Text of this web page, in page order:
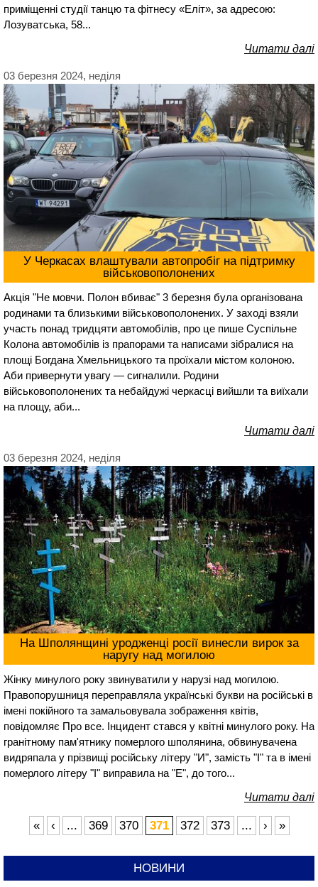
приміщенні студії танцю та фітнесу «Еліт», за адресою:
Лозуватська, 58...
Читати далі
03 березня 2024, неділя
У Черкасах влаштували автопробіг на підтримку
військовополонених
Акція "Не мовчи. Полон вбиває" 3 березня була організована
родинами та близькими військовополонених. У заході взяли
участь понад тридцяти автомобілів, про це пише Суспільне
Колона автомобілів із прапорами та написами зібралися на
площі Богдана Хмельницького та проїхали містом колоною.
Аби привернути увагу — сигналили. Родини
військовополонених та небайдужі черкасці вийшли та виїхали
на площу, аби...
Читати далі
03 березня 2024, неділя
На Шполянщині уродженці росії винесли вирок за
наругу над могилою
Жінку минулого року звинуватили у нарузі над могилою.
Правопорушниця переправляла українські букви на російські в
імені покійного та замальовувала зображення квітів,
повідомляє Про все. Інцидент стався у квітні минулого року. На
гранітному пам'ятнику померлого шполянина, обвинувачена
видряпала у прізвищі російську літеру "И", замість "І" та в імені
померлого літеру "І" виправила на "Е", до того...
Читати далі
« ‹ ... 369 370 371 372 373 ... › »
НОВИНИ